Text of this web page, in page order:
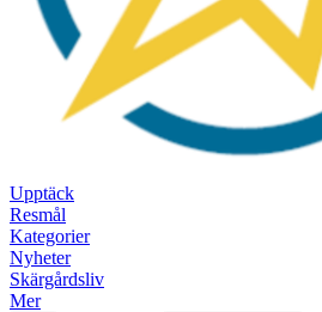
Upptäck
Resmål
Kategorier
Nyheter
Skärgårdsliv
Mer